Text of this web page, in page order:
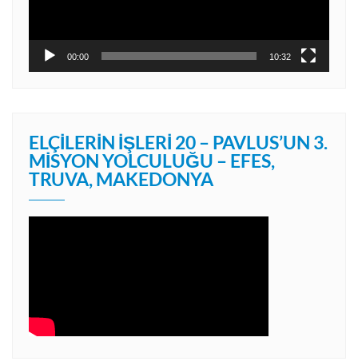
00:00 10:32
ELÇILERIN İŞLERI 20 – PAVLUS’UN 3.
MISYON YOLCULUĞU – EFES,
TRUVA, MAKEDONYA